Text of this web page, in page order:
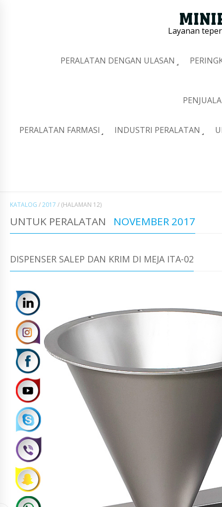
Layanan
PERALATAN DENGAN ULASAN
PERALATAN FARMASI INDUSTRI PERALATAN
KATALOG /2017 / (HALAMAN 12)
UNTUK PERALATAN NOVEMBER 2017
DISPENSER SALEP DAN KRIM DI MEJA ITA-02